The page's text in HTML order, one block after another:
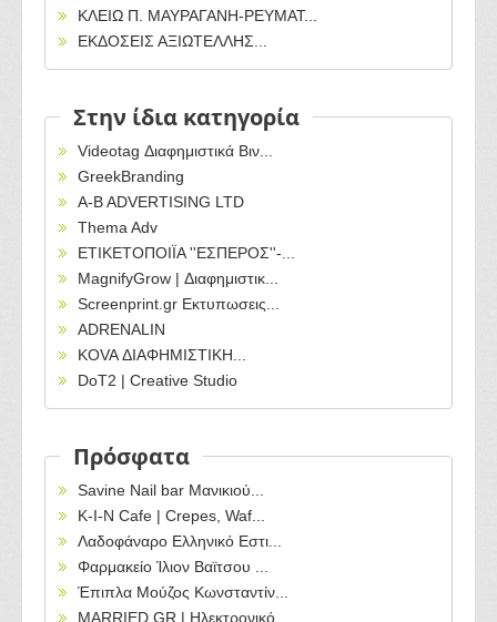
ΚΛΕΙΩ Π. ΜΑΥΡΑΓΑΝΗ-ΡΕΥΜΑΤ...
ΕΚΔΟΣΕΙΣ ΑΞΙΩΤΕΛΛΗΣ...
Στην ίδια κατηγορία
Videotag Διαφημιστικά Βιν...
GreekBranding
A-B ADVERTISING LTD
Thema Adv
ΕΤΙΚΕΤΟΠΟΙΪΑ ''ΕΣΠΕΡΟΣ''-...
MagnifyGrow | Διαφημιστικ...
Screenprint.gr Εκτυπωσεις...
ADRENALIN
KOVA ΔΙΑΦΗΜΙΣΤΙΚΗ...
DoT2 | Creative Studio
Πρόσφατα
Savine Nail bar Μανικιού...
Κ-Ι-Ν Cafe | Crepes, Waf...
Λαδοφάναρο Ελληνικό Εστι...
Φαρμακείο Ίλιον Βαϊτσου ...
Έπιπλα Μούζος Κωνσταντίν...
MARRIED.GR | Ηλεκτρονικό...